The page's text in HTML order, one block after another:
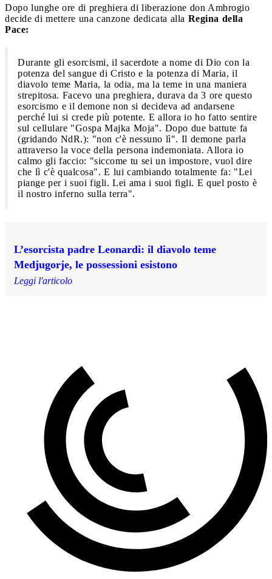
Dopo lunghe ore di preghiera di liberazione don Ambrogio
decide di mettere una canzone dedicata alla Regina della
Pace:
Durante gli esorcismi, il sacerdote a nome di Dio con la
potenza del sangue di Cristo e la potenza di Maria, il
diavolo teme Maria, la odia, ma la teme in una maniera
strepitosa. Facevo una preghiera, durava da 3 ore questo
esorcismo e il demone non si decideva ad andarsene
perché lui si crede più potente. E allora io ho fatto sentire
sul cellulare "Gospa Majka Moja". Dopo due battute fa
(gridando NdR.): "non c'è nessuno lì". Il demone parla
attraverso la voce della persona indemoniata. Allora io
calmo gli faccio: "siccome tu sei un impostore, vuol dire
che lì c'è qualcosa". E lui cambiando totalmente fa: "Lei
piange per i suoi figli. Lei ama i suoi figli. E quel posto è
il nostro inferno sulla terra".
L’esorcista padre Leonardi: il diavolo teme
Medjugorje, le possessioni esistono
Leggi l'articolo